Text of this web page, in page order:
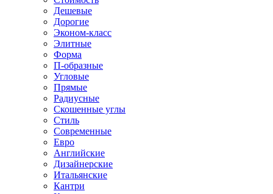
Дешевые
Дорогие
Эконом-класс
Элитные
Форма
П-образные
Угловые
Прямые
Радиусные
Скошенные углы
Стиль
Современные
Евро
Английские
Дизайнерские
Итальянские
Кантри